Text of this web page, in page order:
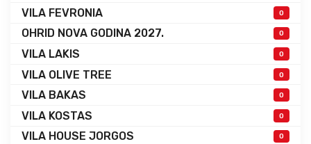
VILA FEVRONIA 0
OHRID NOVA GODINA 2027. 0
VILA LAKIS 0
VILA OLIVE TREE 0
VILA BAKAS 0
VILA KOSTAS 0
VILA HOUSE JORGOS 0